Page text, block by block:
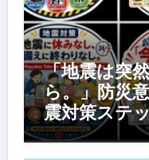
「地震は突
ら。」防災
震対策ステ